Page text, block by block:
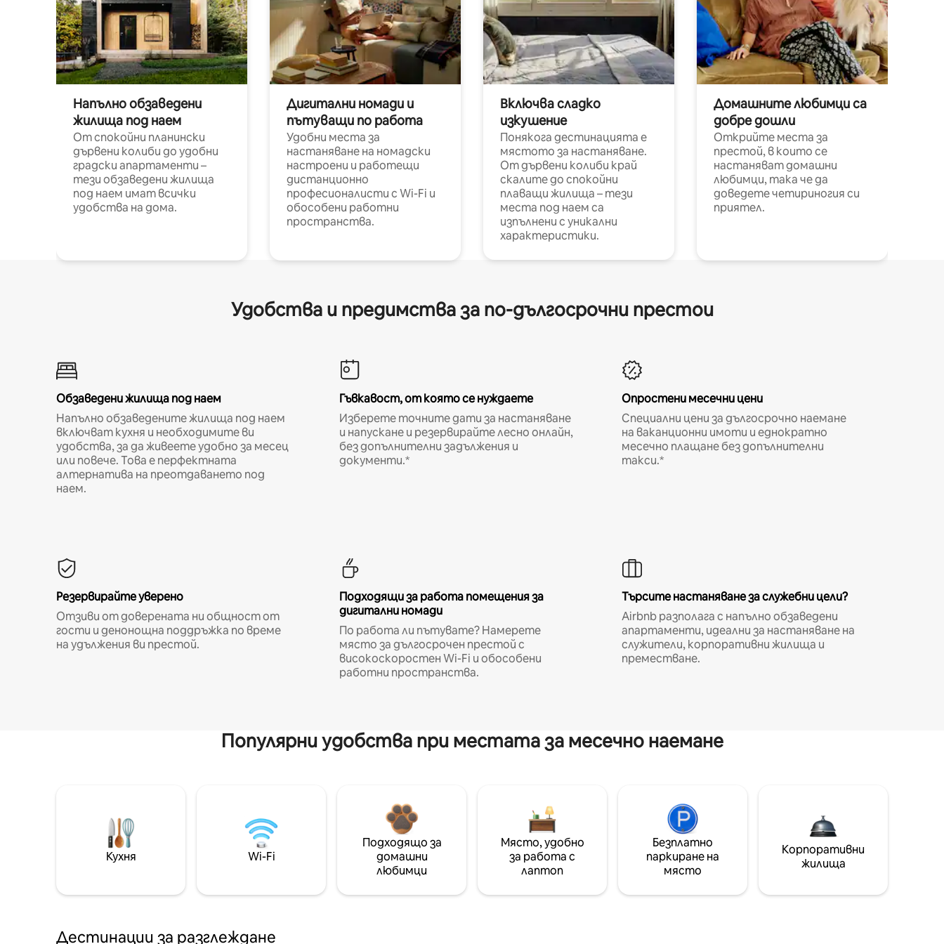
Напълно обзаведени
жилища под наем
От спокойни планински
дървени колиби до удобни
градски апартаменти –
тези обзаведени жилища
под наем имат всички
удобства на дома.
Дигитални номади и
пътуващи по работа
Удобни места за
настаняване на номадски
настроени и работещи
дистанционно
професионалисти с Wi-Fi и
обособени работни
пространства.
Включва сладко
изкушение
Понякога дестинацията е
мястото за настаняване.
От дървени колиби край
скалите до спокойни
плаващи жилища – тези
места под наем са
изпълнени с уникални
характеристики.
Домашните любимци са
добре дошли
Открийте места за
престой, в които се
настаняват домашни
любимци, така че да
доведете четириногия си
приятел.
Удобства и предимства за по-дългосрочни престои
Обзаведени жилища под наем
Напълно обзаведените жилища под наем
включват кухня и необходимите ви
удобства, за да живеете удобно за месец
или повече. Това е перфектната
алтернатива на преотдаването под
наем.
Гъвкавост, от която се нуждаете
Изберете точните дати за настаняване
и напускане и резервирайте лесно онлайн,
без допълнителни задължения и
документи.*
Опростени месечни цени
Специални цени за дългосрочно наемане
на ваканционни имоти и еднократно
месечно плащане без допълнителни
такси.*
Резервирайте уверено
Отзиви от доверената ни общност от
гости и денонощна поддръжка по време
на удължения ви престой.
Подходящи за работа помещения за
дигитални номади
По работа ли пътувате? Намерете
място за дългосрочен престой с
високоскоростен Wi-Fi и обособени
работни пространства.
Търсите настаняване за служебни цели?
Airbnb разполага с напълно обзаведени
апартаменти, идеални за настаняване на
служители, корпоративни жилища и
преместване.
Популярни удобства при местата за месечно наемане
Кухня Wi-Fi
Подходящо за
домашни
любимци
Място, удобно
за работа с
лаптоп
Безплатно
паркиране на
място
Корпоративни
жилища
Дестинации за разглеждане